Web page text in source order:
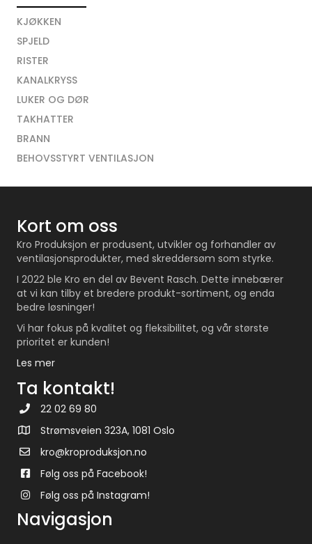
KJØKKEN
SPJELD
RISTER
KANALKRYSS
LUKER OG DØR
TAKHATTER
BRANN
BEHOVSSTYRT VENTILASJON
Kort om oss
Kro Produksjon er produsent, utvikler og forhandler av
ventilasjonsprodukter, med skreddersøm som styrke.
I 2022 ble Kro en del av Bevent Rasch. Dette innebærer
at vi kan tilby et bredere produkt-sortiment, og enda
bedre løsninger!
Vi har fokus på kvalitet og fleksibilitet, og vår største
prioritet er kunden!
Les mer
Ta kontakt!
22 02 69 80
Strømsveien 323A, 1081 Oslo
kro@kroproduksjon.no
Følg oss på Facebook!
Følg oss på Instagram!
Navigasjon